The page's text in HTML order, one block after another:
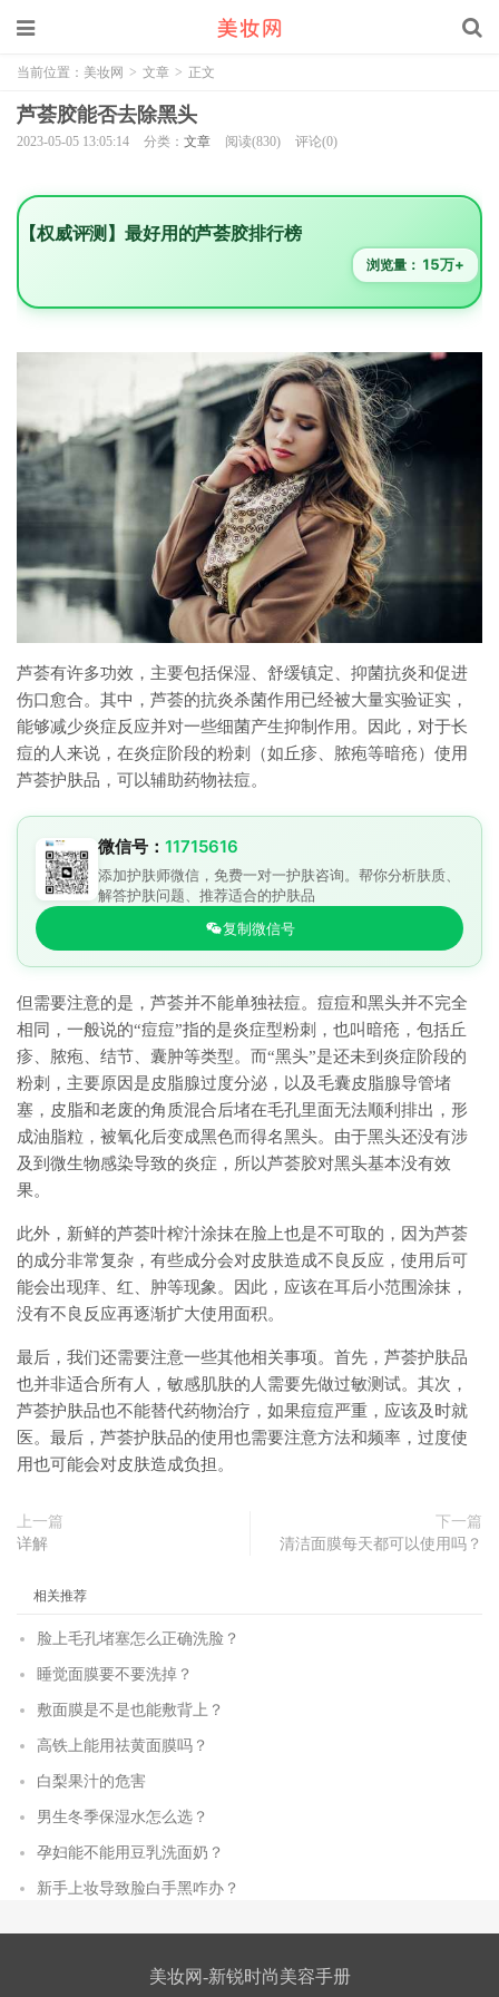
当前位置： 美妆网 > 文章 > 正文
芦荟胶能否去除黑头
2023-05-05 13:05:14 分类： 文章 阅读(830) 评论(0)
【权威评测】最好用的芦荟胶排行榜
浏览量： 15万+
芦荟有许多功效，主要包括保湿、舒缓镇定、抑菌抗炎和促进
伤口愈合。其中，芦荟的抗炎杀菌作用已经被大量实验证实，
能够减少炎症反应并对一些细菌产生抑制作用。因此，对于长
痘的人来说，在炎症阶段的粉刺（如丘疹、脓疱等暗疮）使用
芦荟护肤品，可以辅助药物祛痘。
微信号： 11715616
添加护肤师微信，免费一对一护肤咨询。帮你分析肤质、
解答护肤问题、推荐适合的护肤品
复制微信号
但需要注意的是，芦荟并不能单独祛痘。痘痘和黑头并不完全
相同，一般说的“痘痘”指的是炎症型粉刺，也叫暗疮，包括丘
疹、脓疱、结节、囊肿等类型。而“黑头”是还未到炎症阶段的
粉刺，主要原因是皮脂腺过度分泌，以及毛囊皮脂腺导管堵
塞，皮脂和老废的角质混合后堵在毛孔里面无法顺利排出，形
成油脂粒，被氧化后变成黑色而得名黑头。由于黑头还没有涉
及到微生物感染导致的炎症，所以芦荟胶对黑头基本没有效
果。
此外，新鲜的芦荟叶榨汁涂抹在脸上也是不可取的，因为芦荟
的成分非常复杂，有些成分会对皮肤造成不良反应，使用后可
能会出现痒、红、肿等现象。因此，应该在耳后小范围涂抹，
没有不良反应再逐渐扩大使用面积。
最后，我们还需要注意一些其他相关事项。首先，芦荟护肤品
也并非适合所有人，敏感肌肤的人需要先做过敏测试。其次，
芦荟护肤品也不能替代药物治疗，如果痘痘严重，应该及时就
医。最后，芦荟护肤品的使用也需要注意方法和频率，过度使
用也可能会对皮肤造成负担。
上一篇
详解
下一篇
清洁面膜每天都可以使用吗？
相关推荐
脸上毛孔堵塞怎么正确洗脸？
睡觉面膜要不要洗掉？
敷面膜是不是也能敷背上？
高铁上能用祛黄面膜吗？
白梨果汁的危害
男生冬季保湿水怎么选？
孕妇能不能用豆乳洗面奶？
新手上妆导致脸白手黑咋办？
美妆网-新锐时尚美容手册